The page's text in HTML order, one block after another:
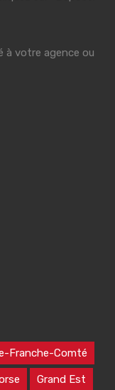
à votre agence ou
Franche-Comté
Grand Est